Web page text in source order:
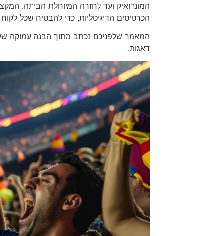
המונז'ואיק ועד לחזרה המיוחלת הביתה.
הכרטיסים הדיגיטליות, כדי להבטיח שכל
המאמר שלפניכם נכתב מתוך הבנה עמוקה של
דאגות.